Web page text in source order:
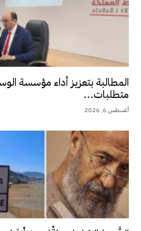
المطالبة بتعزيز أداء مؤسسة
متطلبات...
أغسطس 6, 2026